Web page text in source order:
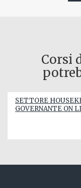
Corsi
SETTORE
GOVERNANTE ON